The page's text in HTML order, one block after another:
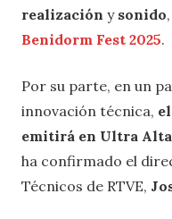
realización y sonido
Benidorm Fest 2025.
Por su parte, en un
innovación técnica, el
emitirá en Ultra
ha confirmado el
Técnicos de RTVE,